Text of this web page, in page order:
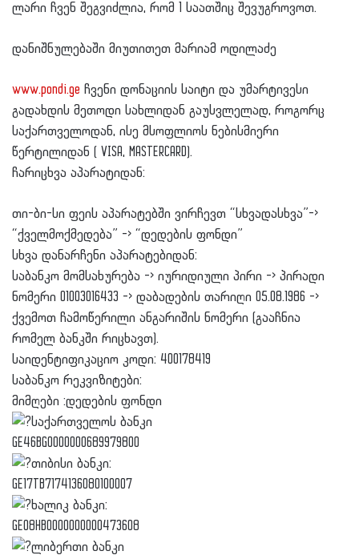
ლარი ჩვენ შეგვიძლია, რომ 1 საათშიც შევუგროვოთ.
დანიშნულებაში მიუთითეთ მარიამ ოდილაძე
www.pondi.ge ჩვენი დონაციის საიტი და უმარტივესი
გადახდის მეთოდი სახლიდან გაუსვლელად, როგორც
საქართველოდან, ისე მსოფლიოს ნებისმიერი
წერტილიდან ( VISA, MASTERCARD).
ჩარიცხვა აპარატიდან:
თი-ბი-სი ფეის აპარატებში ვირჩევთ “სხვადასხვა”->
“ქველმოქმედება” -> “დედების ფონდი”
სხვა დანარჩენი აპარატებიდან:
საბანკო მომსახურება -> იურიდიული პირი -> პირადი
ნომერი 01003016433 -> დაბადების თარიღი 05.08.1986 ->
ქვემოთ ჩამოწერილი ანგარიშის ნომერი (გააჩნია
რომელ ბანკში რიცხავთ).
საიდენტიფიკაციო კოდი: 400178419
საბანკო რეკვიზიტები:
მიმღები :დედების ფონდი
საქართველოს ბანკი
GE46BG0000000689979800
თიბისი ბანკი:
GE17TB7174136080100007
ხალიკ ბანკი:
GE08HB0000000000473608
ლიბერთი ბანკი